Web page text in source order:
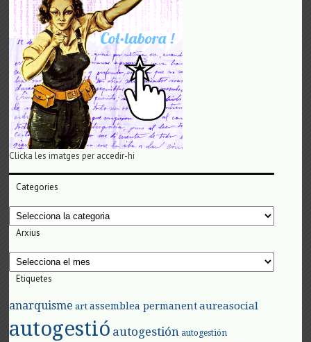
Clicka les imatges per accedir-hi
Categories
Categories
Arxius
Arxius
Etiquetes
anarquisme art assemblea permanent aureasocial
autogestió autogestión autogestión